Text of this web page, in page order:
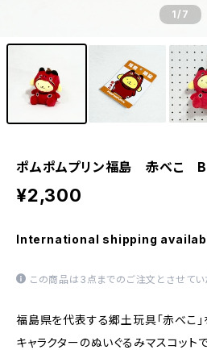
1/7
ポムポムプリン福島 赤べこ
¥2,300
International shipping
この商品は3点までのご注文とさせてい
福島県を代表する郷土玩具「赤べこ」
キャラクターのぬいぐるみマスコット